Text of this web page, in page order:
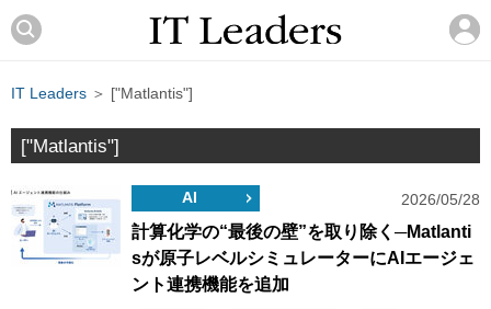
IT Leaders ＞ ["Matlantis"]
["Matlantis"]
AI 2026/05/28
計算化学の“最後の壁”を取り除く─Matlanti
sが原子レベルシミュレーターにAIエージェ
ント連携機能を追加